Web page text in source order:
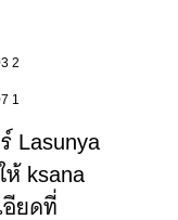
Lasunya
ksana
อียดที่